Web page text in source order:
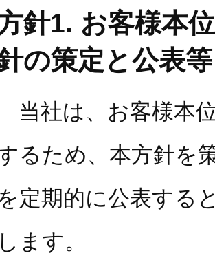
針1. お客様本
の策定と公表等
当社は、お客様本
るため、本方針を
定期的に公表する
します。